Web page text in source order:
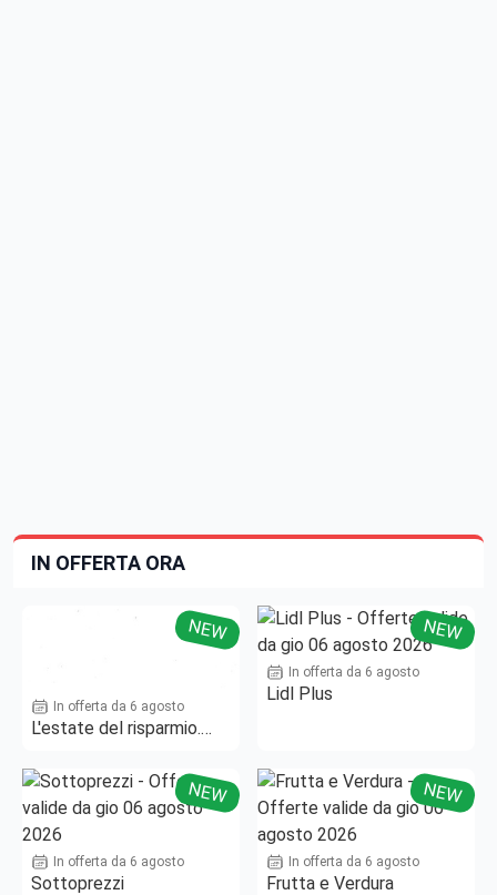
IN OFFERTA ORA
NEW
In offerta da 6 agosto
L'estate del risparmio.
NEW
In offerta da 6 agosto
Lidl Plus
NEW
In offerta da 6 agosto
Sottoprezzi
NEW
In offerta da 6 agosto
Frutta e Verdura